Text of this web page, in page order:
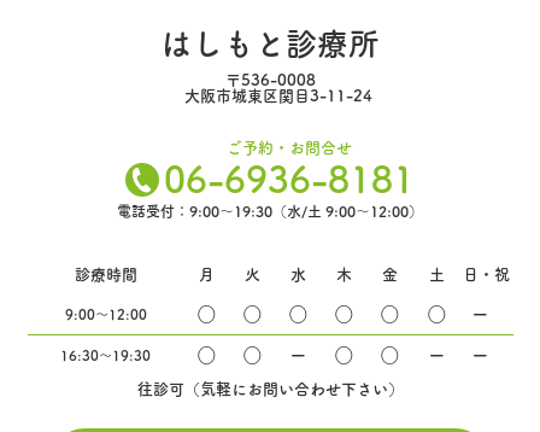
はしもと診療所
〒536-0008
大阪市城東区関目3-11-24
ご予約・お問合せ
06-6936-8181
電話受付：9:00～19:30（水/土 9:00～12:00）
診療時間 月 火 水 木 金 土 日・祝
9:00〜12:00 ◯ ◯ ◯ ◯ ◯ ◯ ー
16:30〜19:30 ◯ ◯ ー ◯ ◯ ー ー
往診可（気軽にお問い合わせ下さい）